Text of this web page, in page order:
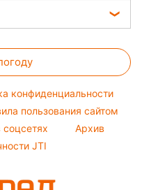
конфиденциальности
пользования сайтом
Архив
JTI